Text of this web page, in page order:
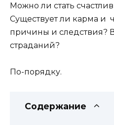
Можно ли стать
Существует ли карма и
причины и следствия?
страданий?
По-порядку.
Содержание